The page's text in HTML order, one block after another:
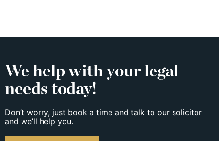
We help with your legal
needs today!
Don’t worry, just book a time and talk to our solicitor
and we’ll help you.